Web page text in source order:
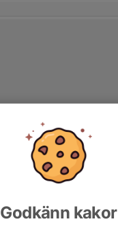
Godkänn kakor